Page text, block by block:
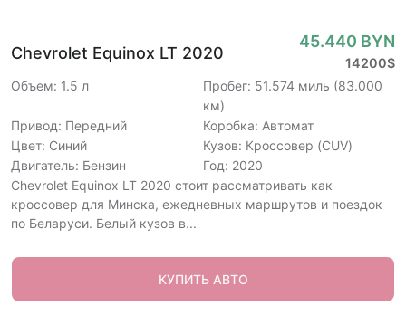
Chevrolet Equinox LT 2020
45.440 BYN
14200$
Объем: 1.5 л
Пробег: 51.574 миль (83.000
км)
Привод: Передний
Коробка: Автомат
Цвет: Синий
Кузов: Кроссовер (CUV)
Двигатель: Бензин
Год: 2020
Chevrolet Equinox LT 2020 стоит рассматривать как
кроссовер для Минска, ежедневных маршрутов и поездок
по Беларуси. Белый кузов в...
КУПИТЬ АВТО